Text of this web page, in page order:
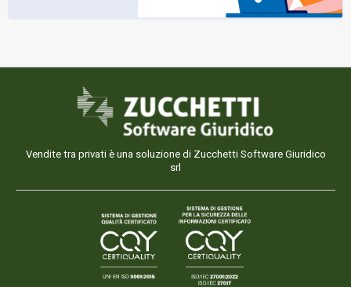
Vendite tra privati è una soluzione di Zucchetti Software Giuridico
srl